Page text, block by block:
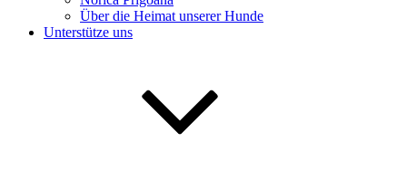
Über die Heimat unserer Hunde
Unterstütze uns